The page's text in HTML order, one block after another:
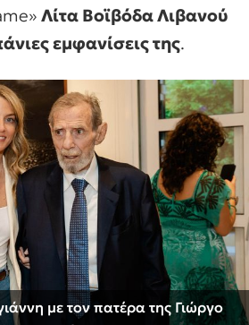
Λίτα Βοϊβόδα Λιβανού
εμφανίσεις της.
με τον πατέρα της Γιώργο